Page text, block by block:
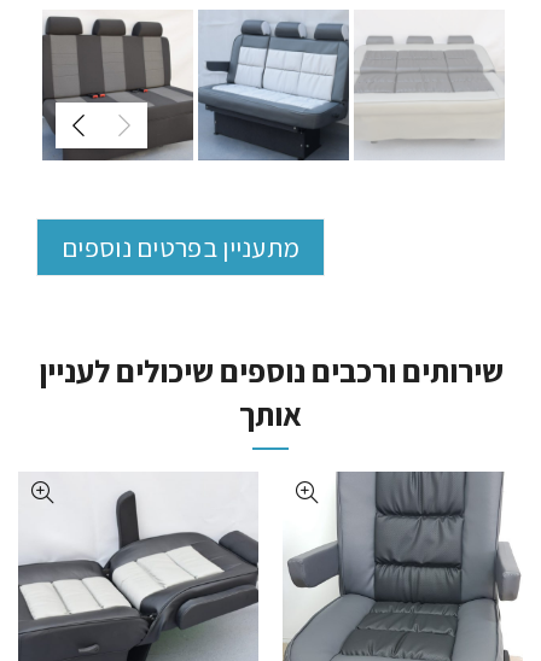
מתעניין בפרטים נוספים
שירותים ורכבים נוספים שיכולים לעניין
אותך